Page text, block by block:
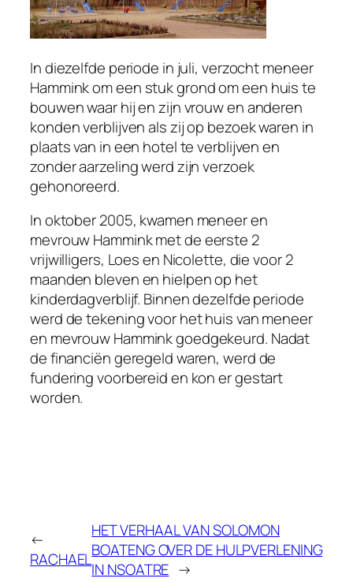
In diezelfde periode in juli, verzocht meneer
Hammink om een stuk grond om een huis te
bouwen waar hij en zijn vrouw en anderen
konden verblijven als zij op bezoek waren in
plaats van in een hotel te verblijven en
zonder aarzeling werd zijn verzoek
gehonoreerd.
In oktober 2005, kwamen meneer en
mevrouw Hammink met de eerste 2
vrijwilligers, Loes en Nicolette, die voor 2
maanden bleven en hielpen op het
kinderdagverblijf. Binnen dezelfde periode
werd de tekening voor het huis van meneer
en mevrouw Hammink goedgekeurd. Nadat
de financiën geregeld waren, werd de
fundering voorbereid en kon er gestart
worden.
←
RACHAEL
HET VERHAAL VAN SOLOMON
BOATENG OVER DE HULPVERLENING
IN NSOATRE →